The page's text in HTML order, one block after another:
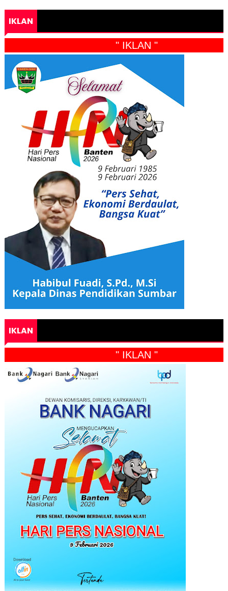
IKLAN
" IKLAN "
IKLAN
" IKLAN "